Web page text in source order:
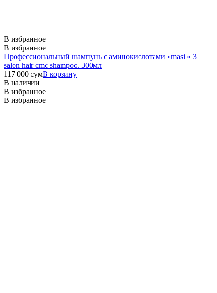
В избранное
В избранное
Профессиональный шампунь с аминокислотами «masil» 3
salon hair cmc shampoo. 300мл
117 000 сумВ корзину
В наличии
В избранное
В избранное